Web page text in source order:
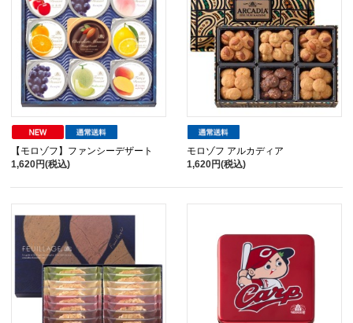
【モロゾフ】ファンシーデザート
1,620円(税込)
モロゾフ アルカディア
1,620円(税込)